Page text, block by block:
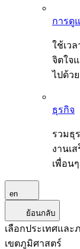
การดู
ใช้เว
จิตใจ
ไปด้วย
ธุรกิจ
รวมธุ
งานเ
เพื่อนๆ
en
ย้อนกลับ
เลือกประเทศและ
เขตภูมิศาสตร์